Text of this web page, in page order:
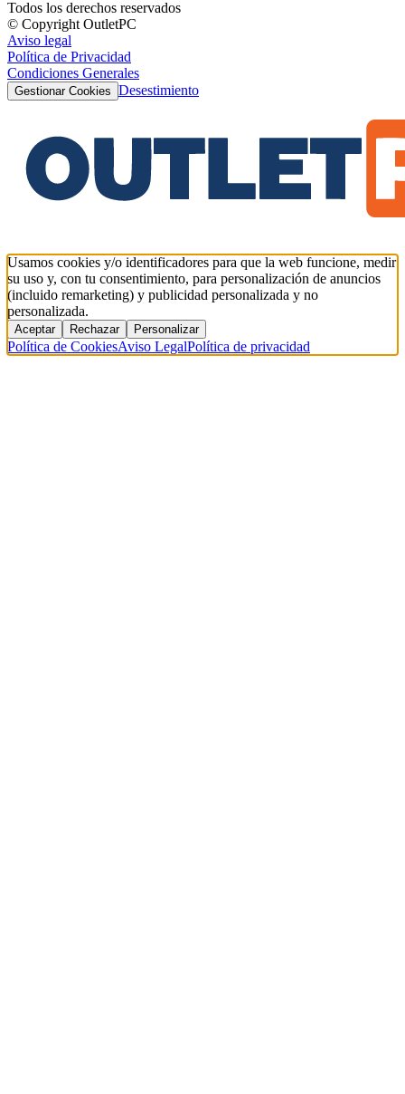
Todos los derechos reservados
© Copyright OutletPC
Aviso legal
Política de Privacidad
Condiciones Generales
Gestionar Cookies Desestimiento
Usamos cookies y/o identificadores para que la web funcione, medir
su uso y, con tu consentimiento, para personalización de anuncios
(incluido remarketing) y publicidad personalizada y no
personalizada.
Aceptar Rechazar Personalizar
Política de CookiesAviso LegalPolítica de privacidad